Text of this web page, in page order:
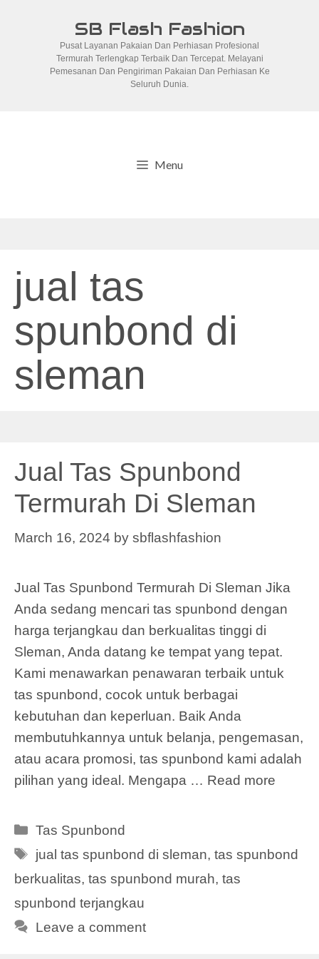
SB Flash Fashion
Pusat Layanan Pakaian Dan Perhiasan Profesional
Termurah Terlengkap Terbaik Dan Tercepat. Melayani
Pemesanan Dan Pengiriman Pakaian Dan Perhiasan Ke
Seluruh Dunia.
Menu
jual tas
spunbond di
sleman
Jual Tas Spunbond
Termurah Di Sleman
March 16, 2024 by sbflashfashion
Jual Tas Spunbond Termurah Di Sleman Jika
Anda sedang mencari tas spunbond dengan
harga terjangkau dan berkualitas tinggi di
Sleman, Anda datang ke tempat yang tepat.
Kami menawarkan penawaran terbaik untuk
tas spunbond, cocok untuk berbagai
kebutuhan dan keperluan. Baik Anda
membutuhkannya untuk belanja, pengemasan,
atau acara promosi, tas spunbond kami adalah
pilihan yang ideal. Mengapa … Read more
Categories
Tas Spunbond
Tags
jual tas spunbond di sleman,tas spunbond
berkualitas, tas spunbond murah, tas
spunbond terjangkau
Leave a comment